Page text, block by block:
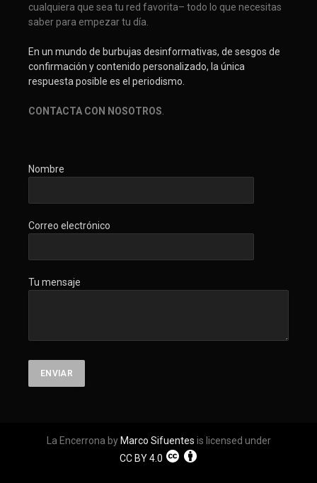
cualquiera que sea tu red favorita– todo lo que necesitas
saber para empezar tu día.
En un mundo de burbujas desinformativas, de sesgos de
confirmación y contenido personalizado, la única
respuesta posible es el periodismo.
CONTACTA CON NOSOTROS
Nombre
Correo electrónico
Tu mensaje
La Encerrona by Marco Sifuentes is licensed under
CC BY 4.0